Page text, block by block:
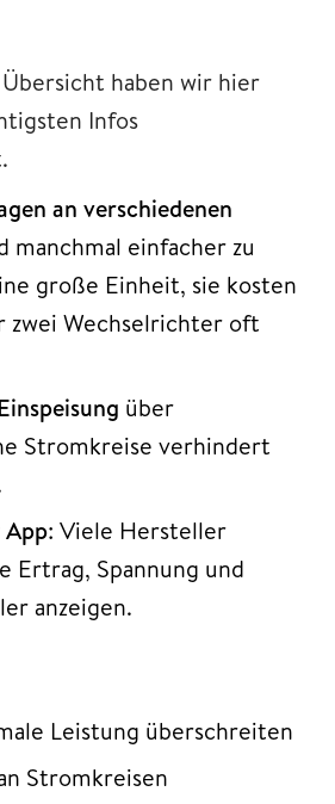
haben wir hier
Infos
an verschiedenen
manchmal einfacher zu
große Einheit, sie kosten
zwei Wechselrichter oft
über
Stromkreise verhindert
: Viele Hersteller
Ertrag, Spannung und
anzeigen.
Leistung überschreiten
Stromkreisen